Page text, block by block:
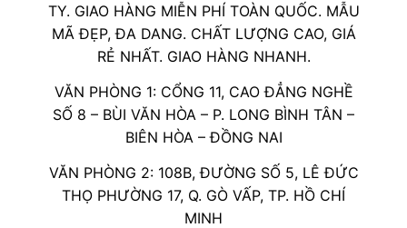
TY. GIAO HÀNG MIỄN PHÍ TOÀN QUỐC. MẪU
MÃ ĐẸP, ĐA DANG. CHẤT LƯỢNG CAO, GIÁ
RẺ NHẤT. GIAO HÀNG NHANH.
VĂN PHÒNG 1: CỔNG 11, CAO ĐẲNG NGHỀ
SỐ 8 – BÙI VĂN HÒA – P. LONG BÌNH TÂN –
BIÊN HÒA – ĐỒNG NAI
VĂN PHÒNG 2: 108B, ĐƯỜNG SỐ 5, LÊ ĐỨC
THỌ PHƯỜNG 17, Q. GÒ VẤP, TP. HỒ CHÍ
MINH